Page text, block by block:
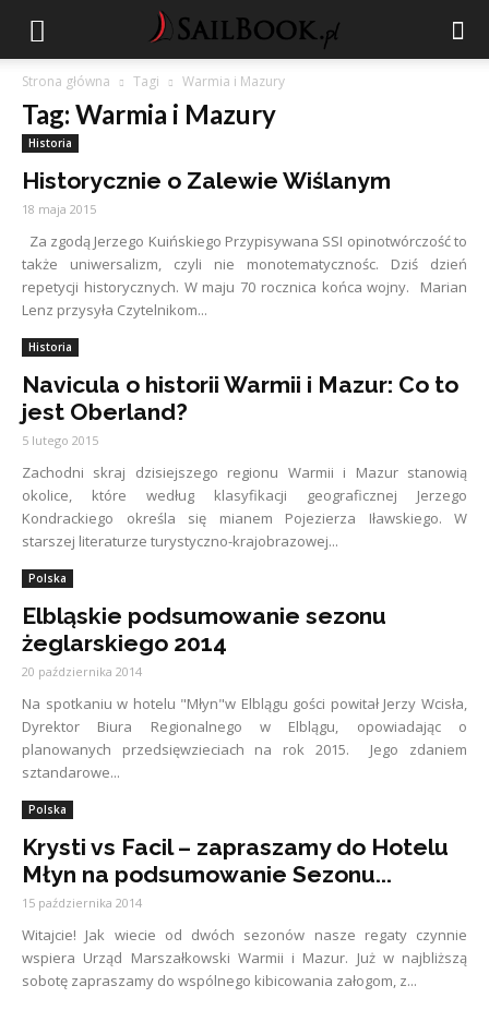
Strona główna Tagi Warmia i Mazury
Tag: Warmia i Mazury
Historia
Historycznie o Zalewie Wiślanym
18 maja 2015
Za zgodą Jerzego Kuińskiego Przypisywana SSI opinotwórczość to
także uniwersalizm, czyli nie monotematycznośc. Dziś dzień
repetycji historycznych. W maju 70 rocznica końca wojny. Marian
Lenz przysyła Czytelnikom...
Historia
Navicula o historii Warmii i Mazur: Co to
jest Oberland?
5 lutego 2015
Zachodni skraj dzisiejszego regionu Warmii i Mazur stanowią
okolice, które według klasyfikacji geograficznej Jerzego
Kondrackiego określa się mianem Pojezierza Iławskiego. W
starszej literaturze turystyczno-krajobrazowej...
Polska
Elbląskie podsumowanie sezonu
żeglarskiego 2014
20 października 2014
Na spotkaniu w hotelu "Młyn"w Elblągu gości powitał Jerzy Wcisła,
Dyrektor Biura Regionalnego w Elblągu, opowiadając o
planowanych przedsięwzieciach na rok 2015. Jego zdaniem
sztandarowe...
Polska
Krysti vs Facil – zapraszamy do Hotelu
Młyn na podsumowanie Sezonu...
15 października 2014
Witajcie! Jak wiecie od dwóch sezonów nasze regaty czynnie
wspiera Urząd Marszałkowski Warmii i Mazur. Już w najbliższą
sobotę zapraszamy do wspólnego kibicowania załogom, z...